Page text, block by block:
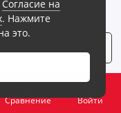
Сравнение
Войти
с чипом
Согласие на
. Нажмите
это.